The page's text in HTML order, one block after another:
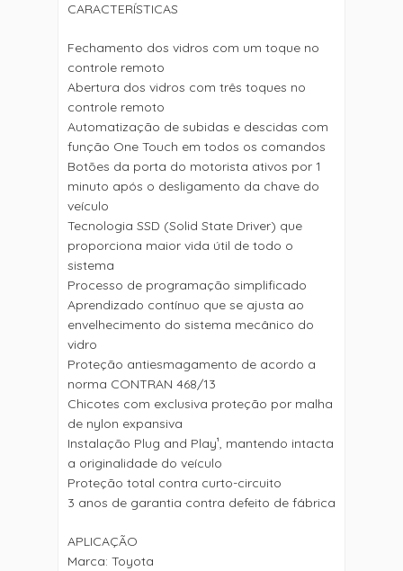
CARACTERÍSTICAS
Fechamento dos vidros com um toque no
controle remoto
Abertura dos vidros com três toques no
controle remoto
Automatização de subidas e descidas com
função One Touch em todos os comandos
Botões da porta do motorista ativos por 1
minuto após o desligamento da chave do
veículo
Tecnologia SSD (Solid State Driver) que
proporciona maior vida útil de todo o
sistema
Processo de programação simplificado
Aprendizado contínuo que se ajusta ao
envelhecimento do sistema mecânico do
vidro
Proteção antiesmagamento de acordo a
norma CONTRAN 468/13
Chicotes com exclusiva proteção por malha
de nylon expansiva
Instalação Plug and Play¹, mantendo intacta
a originalidade do veículo
Proteção total contra curto-circuito
3 anos de garantia contra defeito de fábrica
APLICAÇÃO
Marca: Toyota